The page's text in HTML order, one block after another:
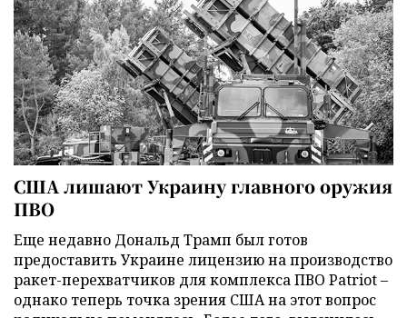
США лишают Украину главного оружия
ПВО
Еще недавно Дональд Трамп был готов
предоставить Украине лицензию на производство
ракет-перехватчиков для комплекса ПВО Patriot –
однако теперь точка зрения США на этот вопрос